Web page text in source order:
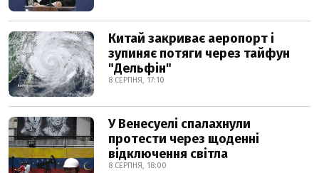
Китай закриває аеропорт і
зупиняє потяги через тайфун
"Дельфін"
8 СЕРПНЯ, 17:10
У Венесуелі спалахнули
протести через щоденні
відключення світла
8 СЕРПНЯ, 18:00